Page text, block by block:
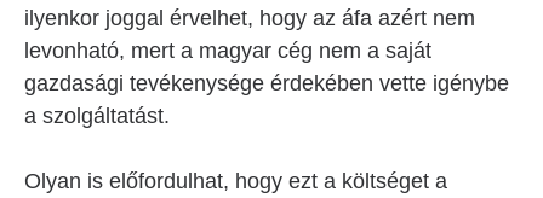
ilyenkor joggal érvelhet, hogy az áfa azért nem
levonható, mert a magyar cég nem a saját
gazdasági tevékenysége érdekében vette igénybe
a szolgáltatást.
Olyan is előfordulhat, hogy ezt a költséget a